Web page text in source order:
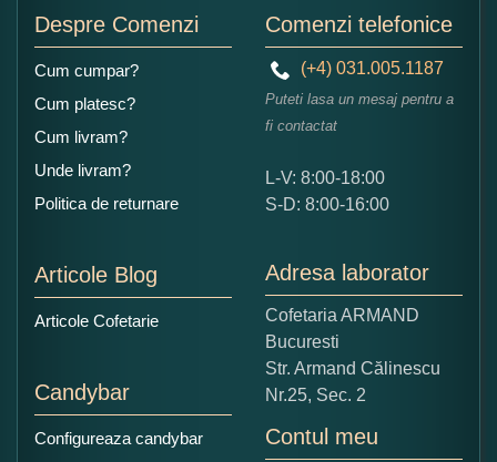
Ce nota acordati acestui produs?
5
Copiati alaturi numarul din imagine:
Despre Comenzi
Cum cumpar?
Cum platesc?
Cum livram?
Unde livram?
Politica de returnare
Articole Blog
Articole Cofetarie
Candybar
Configureaza candybar
Comenzi telefonice
(+4) 031.005.1187
Puteti lasa un mesaj pentru a
fi contactat
L-V: 8:00-18:00
S-D: 8:00-16:00
Adresa laborator
Cofetaria ARMAND
Bucuresti
Str. Armand Călinescu
Nr.25, Sec. 2
Contul meu